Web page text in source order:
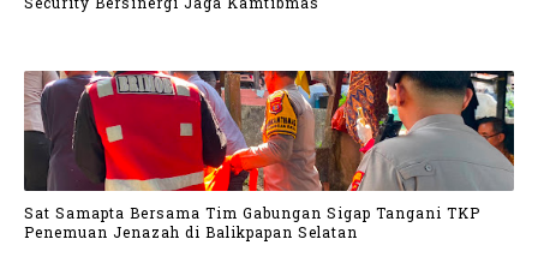
Sat Samapta Bersama Tim Gabungan Sigap Tangani TKP
Penemuan Jenazah di Balikpapan Selatan